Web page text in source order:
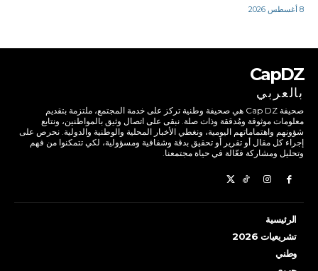
8 أغسطس 2026
CapDZ
بالعربي
صحيفة Cap DZ هي صحيفة وطنية تركز على خدمة المجتمع، ملتزمة بتقديم
معلومات موثوقة ومُدققة وذات صلة. نبقى على اتصال وثيق بالمواطنين، ونتابع
شؤونهم واهتماماتهم اليومية، ونغطي الأخبار المحلية والوطنية والدولية. نحرص على
إجراء كل مقال أو تقرير أو تحقيق بدقة وشفافية ومسؤولية، لكي تتمكنوا من فهم
وتحليل ومشاركة فعّالة في حياة مجتمعنا.
الرئيسية
تشريعيات 2026
وطني